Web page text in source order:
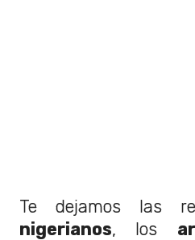
Te dejamos las
nigerianos, los